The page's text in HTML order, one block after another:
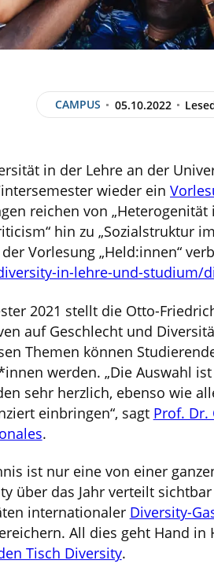
CAMPUS 05.10.2022
in der Lehre an der
wieder ein
reichen von
hin zu „Sozialstruktur
Vorlesung „Held:innen“
in-lehre-und-studium/
2021 stellt die Otto-
auf Geschlecht und
Themen können
werden. „Die Auswahl
sehr herzlich, ebenso wie
einbringen“, sagt Prof. Dr.
.
ist nur eine von einer
über das Jahr verteilt
internationaler Diversity-
All dies geht Hand
Tisch Diversity.